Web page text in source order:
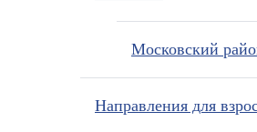
Московский
Направления для